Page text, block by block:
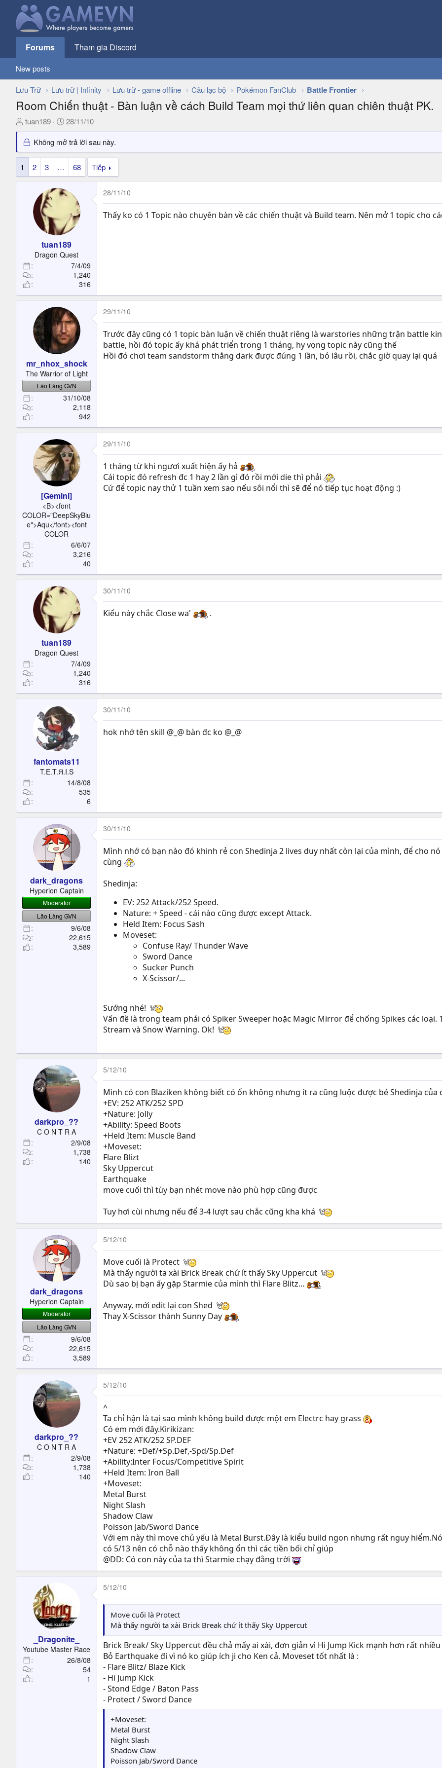
Forums Tham gia Discord
New posts
Lưu Trữ Lưu trữ | Infinity Lưu trữ - game offline Câu lạc bộ Pokémon FanClub Battle Frontier
Room Chiến thuật - Bàn luận về cách Build Team mọi thứ liên quan chiên thuật PK.
T
r
e
tuan189
N
à
y
28/11/10
Không mở trả lời sau này.
1 2 3 … 68 Tiếp
tuan189
Dragon Quest
7/4/09
1,240
316
28/11/10
Thấy ko có 1 Topic nào chuyên bàn về các chiến thuật và Build team. Nên mở 1 topic cho
mr_nhox_shock
The Warrior of Light
Lão Làng GVN
31/10/08
2,118
942
29/11/10
Trước đây cũng có 1 topic bàn luận về chiến thuật riêng là warstories những trận battle
battle, hồi đó topic ấy khá phát triển trong 1 tháng, hy vọng topic này cũng thế
Hồi đó chơi team sandstorm thắng dark được đúng 1 lần, bỏ lâu rồi, chắc giờ quay lại quá
[Gemini]
<B><font
COLOR="DeepSkyBlu
e">Aqu</font><font
COLOR
6/6/07
3,216
40
29/11/10
1 tháng từ khi ngươi xuất hiện ấy hả
Cái topic đó refresh đc 1 hay 2 lần gì đó rồi mới die thì phải
Cứ để topic nay thử 1 tuần xem sao nếu sôi nổi thì sẽ để nó tiếp tục hoạt động :)
tuan189
Dragon Quest
7/4/09
1,240
316
30/11/10
Kiểu này chắc Close wa' .
fantomats11
T.E.T.Я.I.S
14/8/08
535
6
30/11/10
hok nhớ tên skill @_@ bàn đc ko @_@
dark_dragons
Hyperion Captain
Moderator
Lão Làng GVN
9/6/08
22,615
3,589
30/11/10
Mình nhớ có bạn nào đó khinh rẻ con Shedinja 2 lives duy nhất còn lại của mình, để cho
cùng
Shedinja:
EV: 252 Attack/252 Speed.
Nature: + Speed - cái nào cũng được except Attack.
Held Item: Focus Sash
Moveset:
Confuse Ray/ Thunder Wave
Sword Dance
Sucker Punch
X-Scissor/...
Sướng nhé!
Vấn đề là trong team phải có Spiker Sweeper hoặc Magic Mirror để chống Spikes các
Stream và Snow Warning. Ok!
darkpro_??
C O N T R A
2/9/08
1,738
140
5/12/10
Mình có con Blaziken không biết có ổn không nhưng ít ra cũng luộc được bé Shedinja của
+EV: 252 ATK/252 SPD
+Nature: Jolly
+Ability: Speed Boots
+Held Item: Muscle Band
+Moveset:
Flare Blizt
Sky Uppercut
Earthquake
move cuối thì tùy bạn nhét move nào phù hợp cũng được
Tuy hơi cùi nhưng nếu để 3-4 lượt sau chắc cũng kha khá
dark_dragons
Hyperion Captain
Moderator
Lão Làng GVN
9/6/08
22,615
3,589
5/12/10
Move cuối là Protect
Mà thấy người ta xài Brick Break chứ ít thấy Sky Uppercut
Dù sao bị bạn ấy gặp Starmie của mình thì Flare Blitz...
Anyway, mới edit lại con Shed
Thay X-Scissor thành Sunny Day
darkpro_??
C O N T R A
2/9/08
1,738
140
5/12/10
^
Ta chỉ hận là tại sao mình không build được một em Electrc hay grass
Có em mới đây.Kirikizan:
+EV 252 ATK/252 SP.DEF
+Nature: +Def/+Sp.Def,-Spd/Sp.Def
+Ability:Inter Focus/Competitive Spirit
+Held Item: Iron Ball
+Moveset:
Metal Burst
Night Slash
Shadow Claw
Poisson Jab/Sword Dance
Với em này thì move chủ yếu là Metal Burst.Đây là kiểu build ngon nhưng rất nguy
có 5/13 nên có chỗ nào thấy không ổn thì các tiền bối chỉ giúp
@DD: Có con này của ta thì Starmie chạy đằng trời
_Dragonite_
Youtube Master Race
26/8/08
54
1
5/12/10
Move cuối là Protect
Mà thấy người ta xài Brick Break chứ ít thấy Sky Uppercut
Brick Break/ Sky Uppercut đều chả mấy ai xài, đơn giản vì Hi Jump Kick mạnh hơn rất nhiều
Bỏ Earthquake đi vì nó ko giúp ích ji cho Ken cả. Moveset tốt nhất là :
- Flare Blitz/ Blaze Kick
- Hi Jump Kick
- Stond Edge / Baton Pass
- Protect / Sword Dance
+Moveset:
Metal Burst
Night Slash
Shadow Claw
Poisson Jab/Sword Dance